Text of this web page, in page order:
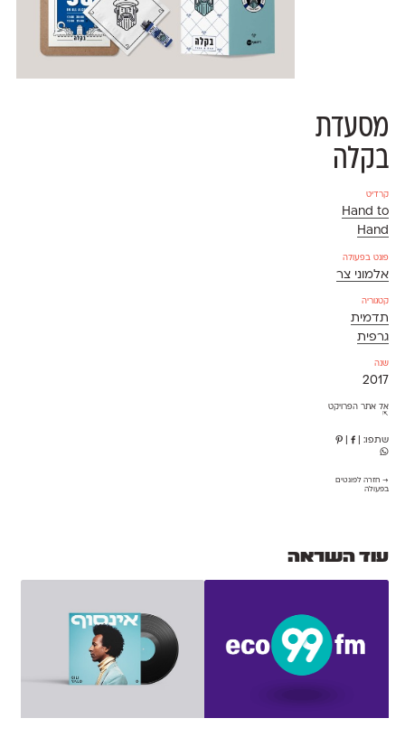
מסעדת
בקלה
קרדיט
Hand to
Hand
פונט בפעולה
אלמוני צר
קטגוריה
תדמית
גרפית
שנה
2017
אל אתר הפרויקט
⇱
שתפו: |
→ חזרה לפונטים
בפעולה
עוד השראה